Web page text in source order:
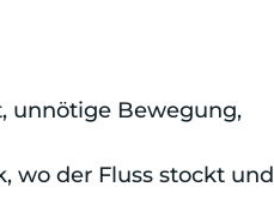
unnötige Bewegung,
wo der Fluss stockt und